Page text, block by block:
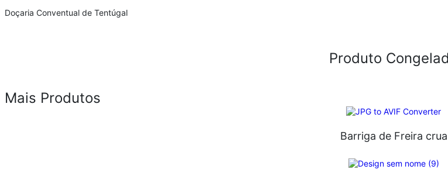
Doçaria Conventual de Tentúgal
Produto
Mais Produtos
Barriga de Freira crua